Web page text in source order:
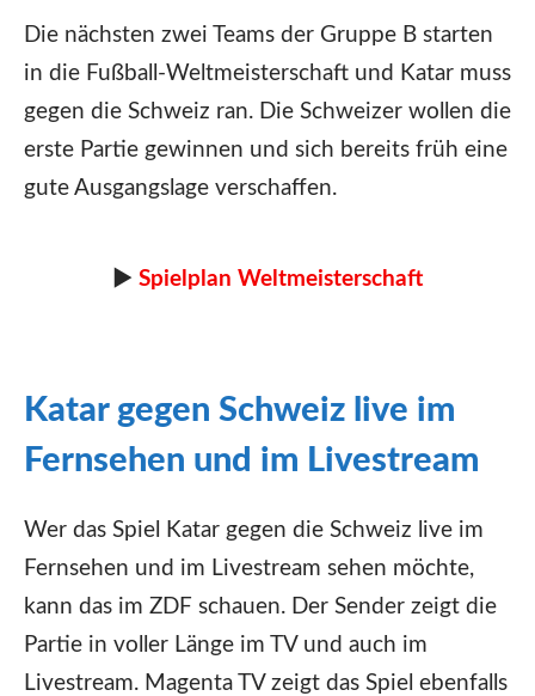
Die nächsten zwei Teams der Gruppe B starten
in die Fußball-Weltmeisterschaft und Katar muss
gegen die Schweiz ran. Die Schweizer wollen die
erste Partie gewinnen und sich bereits früh eine
gute Ausgangslage verschaffen.
► Spielplan Weltmeisterschaft
Katar gegen Schweiz live im
Fernsehen und im Livestream
Wer das Spiel Katar gegen die Schweiz live im
Fernsehen und im Livestream sehen möchte,
kann das im ZDF schauen. Der Sender zeigt die
Partie in voller Länge im TV und auch im
Livestream. Magenta TV zeigt das Spiel ebenfalls